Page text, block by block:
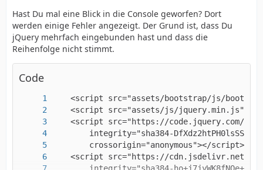
Hast Du mal eine Blick in die Console geworfen? Dort
werden einige Fehler angezeigt. Der Grund ist, dass Du
jQuery mehrfach eingebunden hast und dass die
Reihenfolge nicht stimmt.
Code